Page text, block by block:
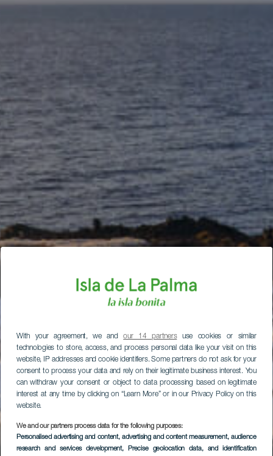
With your agreement, we andour 14 partnersuse cookies or similar
technologies to store, access, and process personal data like your visit on this
website, IP addresses and cookie identifiers. Some partners do not ask for your
consent to process your data and rely on their legitimate business interest. You
can withdraw your consent or object to data processing based on legitimate
interest at any time by clicking on “Learn More” or in our Privacy Policy on this
website.
We and our partners process data for the following purposes:
Personalised advertising and content, advertising and content measurement, audience
research and services development, Precise geolocation data, and identification